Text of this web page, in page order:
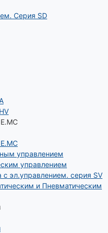
Серия SD
управлением
управлением
эл.управлением. серия SV
и Пневматическим